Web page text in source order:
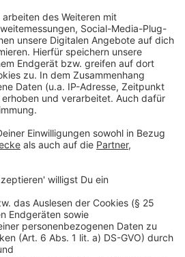
an seinen Prime-Day-
eine herablaufende Uhr,
dass die Angebote nur noch für
seien. Allerdings würden
Tage später erneut so
verleiten, schnell und
oder anderen Produkt
nur noch wenige
sei.